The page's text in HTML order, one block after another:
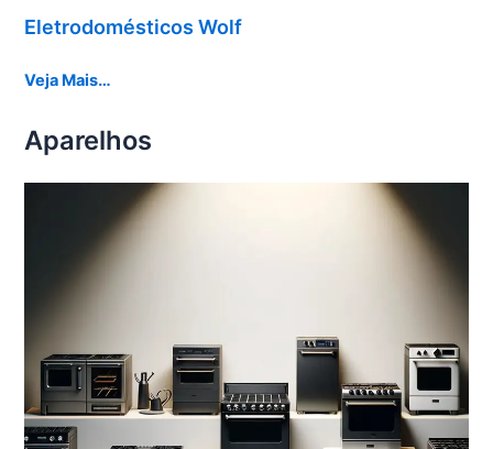
Eletrodomésticos Wolf
Veja Mais…
Aparelhos